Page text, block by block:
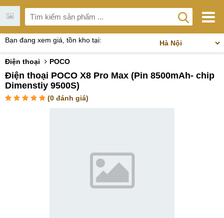
Bạn đang xem giá, tồn kho tại:
Điện thoại POCO
Điện thoại POCO X8 Pro Max (Pin 8500mAh- chip
Dimenstiy 9500S)
(0 đánh giá)